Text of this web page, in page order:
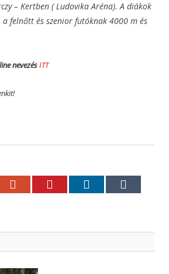
– Kertben ( Ludovika Aréna).A diákok
a felnőtt és szenior futóknak 4000 m és
nevezésITT
Google+ Pinterest LinkedIn